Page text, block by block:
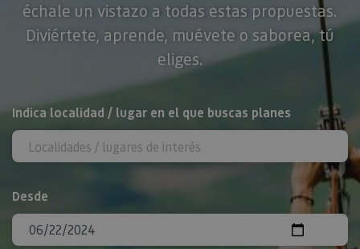
échale un vistazo a todas estas propuestas.
Diviértete, aprende, muévete o saborea, tú
eliges.
BUSCAR
Indica localidad / lugar en el que buscas planes
Desde